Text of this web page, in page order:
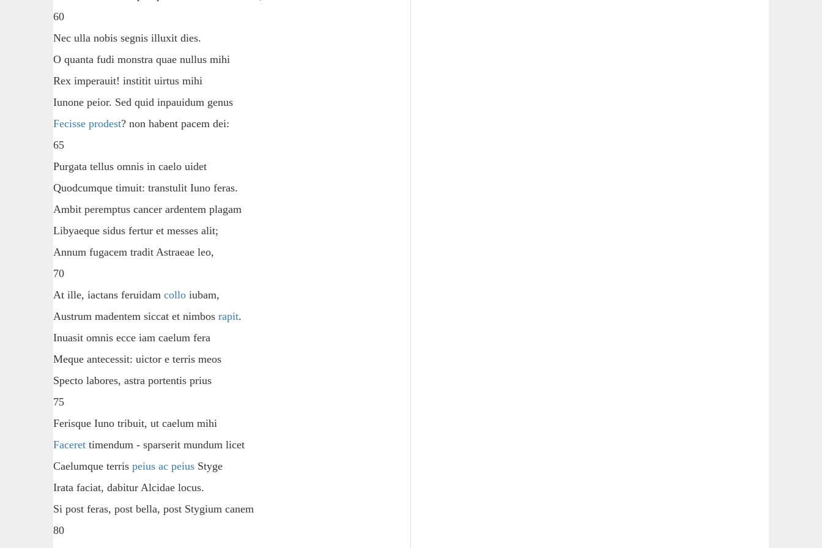
60
Nec ulla nobis segnis illuxit dies.
O quanta fudi monstra quae nullus mihi
Rex imperauit! institit uirtus mihi
Iunone peior. Sed quid inpauidum genus
Fecisse prodest? non habent pacem dei:
65
Purgata tellus omnis in caelo uidet
Quodcumque timuit: transtulit Iuno feras.
Ambit peremptus cancer ardentem plagam
Libyaeque sidus fertur et messes alit;
Annum fugacem tradit Astraeae leo,
70
At ille, iactans feruidam collo iubam,
Austrum madentem siccat et nimbos rapit.
Inuasit omnis ecce iam caelum fera
Meque antecessit: uictor e terris meos
Specto labores, astra portentis prius
75
Ferisque Iuno tribuit, ut caelum mihi
Faceret timendum - sparserit mundum licet
Caelumque terris peius ac peius Styge
Irata faciat, dabitur Alcidae locus.
Si post feras, post bella, post Stygium canem
80